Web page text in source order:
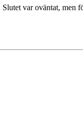
var oväntat, men